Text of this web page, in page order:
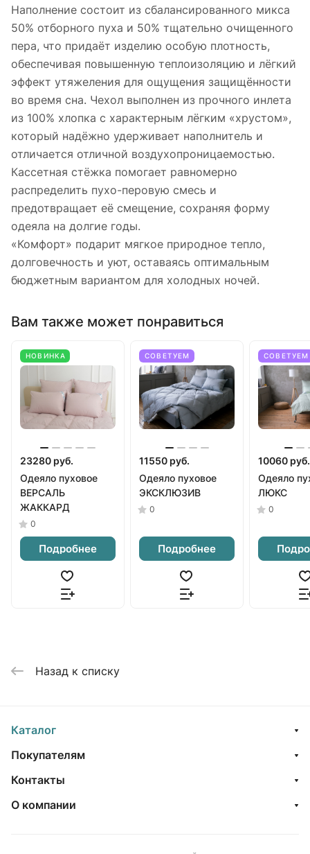
Наполнение состоит из сбалансированного микса
50% отборного пуха и 50% тщательно очищенного
пера, что придаёт изделию особую плотность,
обеспечивая повышенную теплоизоляцию и лёгкий
эффект утяжеления для ощущения защищённости
во время сна. Чехол выполнен из прочного инлета
из 100% хлопка с характерным лёгким «хрустом»,
который надёжно удерживает наполнитель и
отличается отличной воздухопроницаемостью.
Кассетная стёжка помогает равномерно
распределить пухо-перовую смесь и
предотвращает её смещение, сохраняя форму
одеяла на долгие годы.
«Комфорт» подарит мягкое природное тепло,
долговечность и уют, оставаясь оптимальным
бюджетным вариантом для холодных ночей.
Вам также может понравиться
НОВИНКА
23280 руб.
Одеяло пуховое
ВЕРСАЛЬ
ЖАККАРД
0
Подробнее
СОВЕТУЕМ
11550 руб.
Одеяло пуховое
ЭКСКЛЮЗИВ
0
Подробнее
СОВЕТУЕМ
10060 руб.
Одеяло
ЛЮКС
0
Назад к списку
Каталог
Покупателям
Контакты
О компании